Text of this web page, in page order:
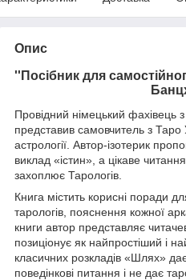
Опис
''Посібник для
Провідний німецький
представив самовчитель з Таро
астрології. Автор-ізотерик
виклад «істин», а цікаве
захоплює Тарологів.
Книга містить корисні поради
тарологів, пояснення кожної
книги автор представляє
позиціонує як найпростіший і
класичних розкладів «Шлях»
поведінкові питання і не дає